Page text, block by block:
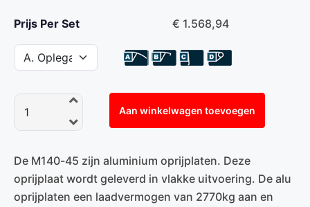
Prijs Per Set € 1.568,94
Aan winkelwagen toevoegen
De M140-45 zijn aluminium oprijplaten. Deze
oprijplaat wordt geleverd in vlakke uitvoering. De alu
oprijplaten een laadvermogen van 2770kg aan en